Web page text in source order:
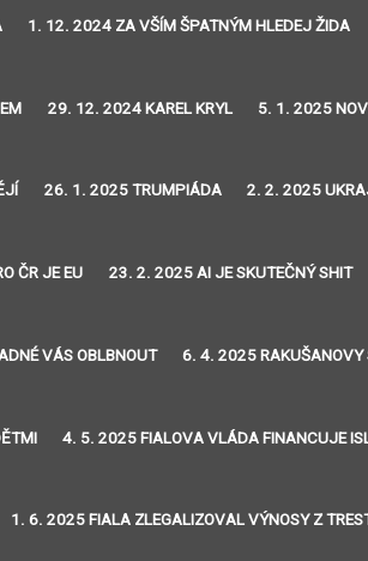
1. 12. 2024 ZA VŠÍM ŠPATNÝM HLEDEJ ŽIDA
29. 12. 2024 KAREL KRYL 5. 1. 2025
26. 1. 2025 TRUMPIÁDA 2. 2. 2025
ČR JE EU 23. 2. 2025 AI JE SKUTEČNÝ SHIT
VÁS OBLBNOUT 6. 4. 2025 RAKUŠANOVY
4. 5. 2025 FIALOVA VLÁDA FINANCUJE
1. 6. 2025 FIALA ZLEGALIZOVAL VÝNOSY Z